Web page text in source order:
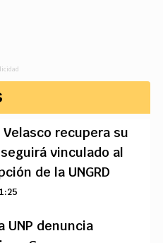
Velasco recupera su
vinculado al
de la UNGRD
UNP denuncia